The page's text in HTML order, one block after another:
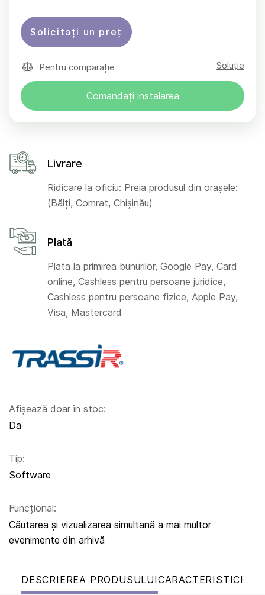
Afișează doar în stoc:
Da
Tip:
Software
Funcțional:
Căutarea și vizualizarea simultană a mai multor
evenimente din arhivă
Solicitați un preț
Pentru comparație Soluție
Comandați instalarea
Livrare
Ridicare la oficiu: Preia produsul din orașele:
(Bălți, Comrat, Chișinău)
Plată
Plata la primirea bunurilor, Google Pay, Card
online, Cashless pentru persoane juridice,
Cashless pentru persoane fizice, Apple Pay,
Visa, Mastercard
DESCRIEREA PRODUSULUICARACTERISTICI